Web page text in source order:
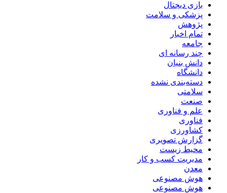
بازی دیجتال
پزشکی و سلامت
پژوهش
تمام اخبار
جامعه
چند رسانه ای
دانش بنیان
دانشگاه
دسته‌بندی نشده
سلامتی
صنعت
علم و فناوری
فناوری
کشاورزی
گزارش تصویری
محیط زیست
مدیریت کسب و کار
معدن
هوش مصنوعی
هوش مصنوعی